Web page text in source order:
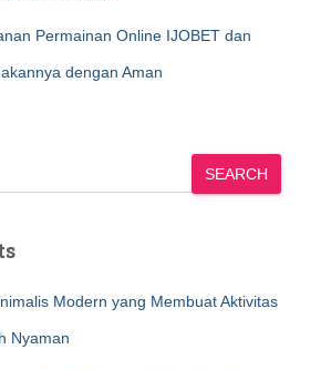
Permainan Online IJOBET dan
dengan Aman
SEARCH
Modern yang Membuat Aktivitas
Nyaman